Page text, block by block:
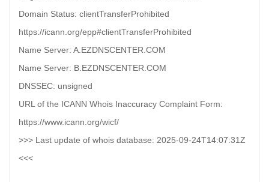
Domain Status: clientTransferProhibited
https://icann.org/epp#clientTransferProhibited
Name Server: A.EZDNSCENTER.COM
Name Server: B.EZDNSCENTER.COM
DNSSEC: unsigned
URL of the ICANN Whois Inaccuracy Complaint Form:
https://www.icann.org/wicf/
>>> Last update of whois database: 2025-09-24T14:07:31Z
<<<